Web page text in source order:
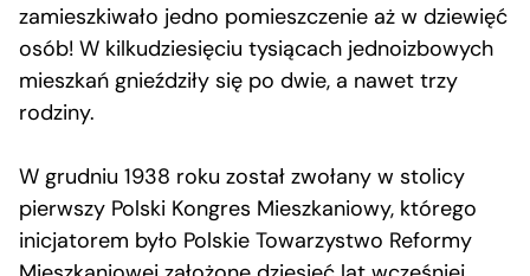
zamieszkiwało jedno pomieszczenie aż w dziewięć
osób! W kilkudziesięciu tysiącach jednoizbowych
mieszkań gnieździły się po dwie, a nawet trzy
rodziny.
W grudniu 1938 roku został zwołany w stolicy
pierwszy Polski Kongres Mieszkaniowy, którego
inicjatorem było Polskie Towarzystwo Reformy